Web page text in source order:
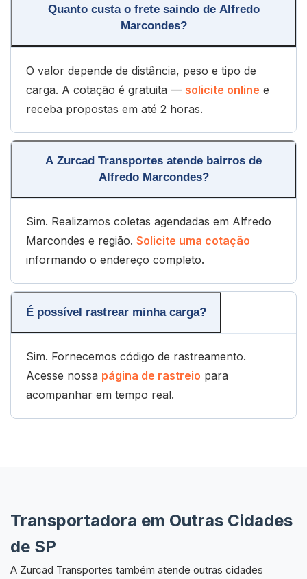
Quanto custa o frete saindo de Alfredo
Marcondes?
O valor depende de distância, peso e tipo de
carga. A cotação é gratuita — solicite online e
receba propostas em até 2 horas.
A Zurcad Transportes atende bairros de
Alfredo Marcondes?
Sim. Realizamos coletas agendadas em Alfredo
Marcondes e região. Solicite uma cotação
informando o endereço completo.
É possível rastrear minha carga?
Sim. Fornecemos código de rastreamento.
Acesse nossa página de rastreio para
acompanhar em tempo real.
Transportadora em Outras Cidades
de SP
A Zurcad Transportes também atende outras cidades